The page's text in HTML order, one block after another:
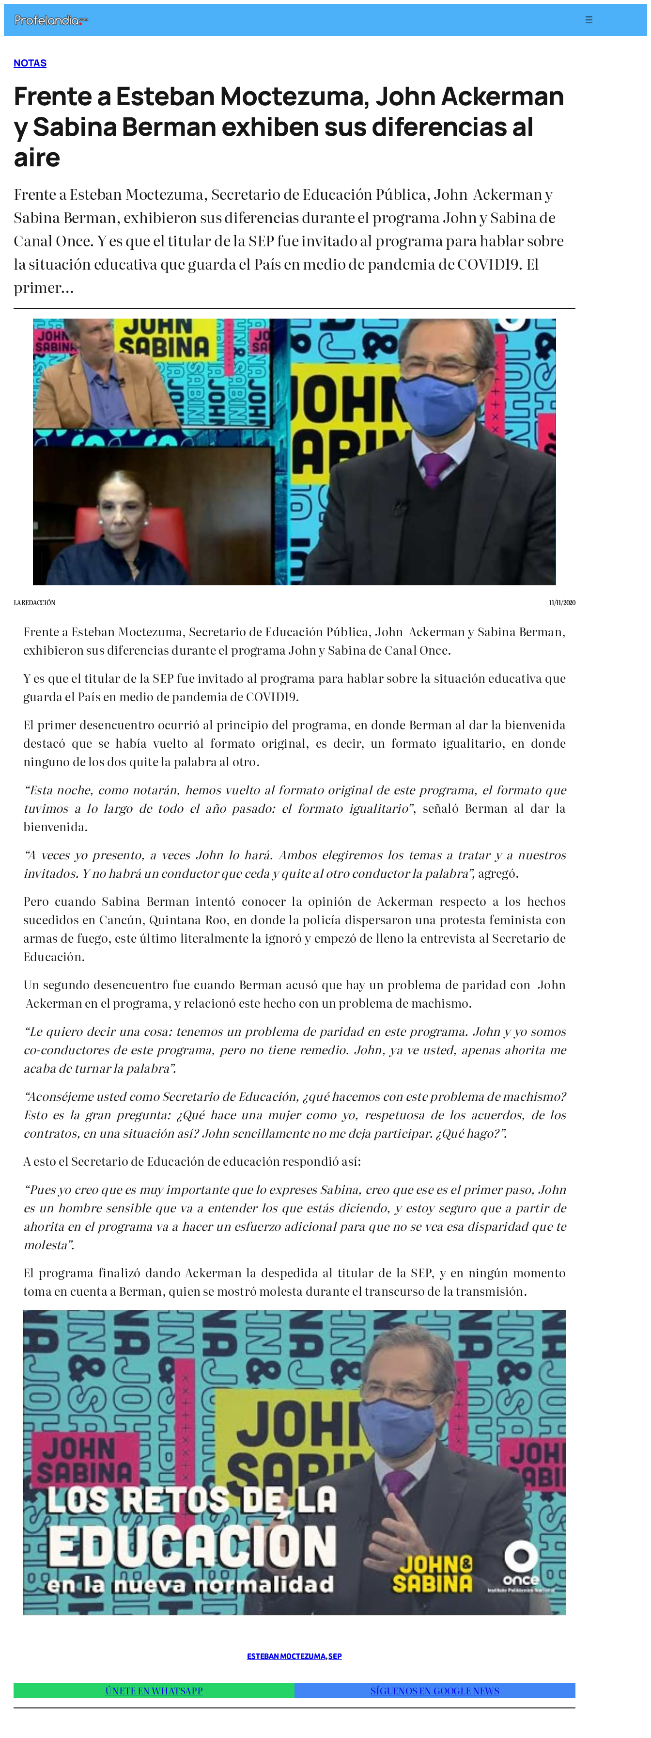
contenido
NOTAS
Frente a Esteban Moctezuma, John Ackerman
y Sabina Berman exhiben sus diferencias al
aire
Frente a Esteban Moctezuma, Secretario de Educación Pública, John Ackerman y
Sabina Berman, exhibieron sus diferencias durante el programa John y Sabina de
Canal Once. Y es que el titular de la SEP fue invitado al programa para hablar sobre
la situación educativa que guarda el País en medio de pandemia de COVID19. El
primer…
LA REDACCIÓN 11/11/2020
Frente a Esteban Moctezuma, Secretario de Educación Pública, John Ackerman y Sabina Berman,
exhibieron sus diferencias durante el programa John y Sabina de Canal Once.
Y es que el titular de la SEP fue invitado al programa para hablar sobre la situación educativa que
guarda el País en medio de pandemia de COVID19.
El primer desencuentro ocurrió al principio del programa, en donde Berman al dar la bienvenida
destacó que se había vuelto al formato original, es decir, un formato igualitario, en donde
ninguno de los dos quite la palabra al otro.
“Esta noche, como notarán, hemos vuelto al formato original de este programa, el formato que
tuvimos a lo largo de todo el año pasado: el formato igualitario”, señaló Berman al dar la
bienvenida.
“A veces yo presento, a veces John lo hará. Ambos elegiremos los temas a tratar y a nuestros
invitados. Y no habrá un conductor que ceda y quite al otro conductor la palabra”, agregó.
Pero cuando Sabina Berman intentó conocer la opinión de Ackerman respecto a los hechos
sucedidos en Cancún, Quintana Roo, en donde la policía dispersaron una protesta feminista con
armas de fuego, este último literalmente la ignoró y empezó de lleno la entrevista al Secretario de
Educación.
Un segundo desencuentro fue cuando Berman acusó que hay un problema de paridad con John
Ackerman en el programa, y relacionó este hecho con un problema de machismo.
“Le quiero decir una cosa: tenemos un problema de paridad en este programa. John y yo somos
co-conductores de este programa, pero no tiene remedio. John, ya ve usted, apenas ahorita me
acaba de turnar la palabra”.
“Aconséjeme usted como Secretario de Educación, ¿qué hacemos con este problema de machismo?
Esto es la gran pregunta: ¿Qué hace una mujer como yo, respetuosa de los acuerdos, de los
contratos, en una situación así? John sencillamente no me deja participar. ¿Qué hago?”.
A esto el Secretario de Educación de educación respondió así:
“Pues yo creo que es muy importante que lo expreses Sabina, creo que ese es el primer paso, John
es un hombre sensible que va a entender los que estás diciendo, y estoy seguro que a partir de
ahorita en el programa va a hacer un esfuerzo adicional para que no se vea esa disparidad que te
molesta”.
El programa finalizó dando Ackerman la despedida al titular de la SEP, y en ningún momento
toma en cuenta a Berman, quien se mostró molesta durante el transcurso de la transmisión.
ESTEBAN MOCTEZUMA, SEP
ÚNETE EN WHATSAPP SÍGUENOS EN GOOGLE NEWS